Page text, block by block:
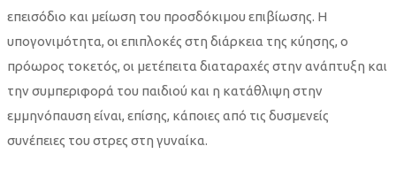
επεισόδιο και μείωση του προσδόκιμου επιβίωσης. Η
υπογονιμότητα, οι επιπλοκές στη διάρκεια της κύησης, ο
πρόωρος τοκετός, οι μετέπειτα διαταραχές στην ανάπτυξη και
την συμπεριφορά του παιδιού και η κατάθλιψη στην
εμμηνόπαυση είναι, επίσης, κάποιες από τις δυσμενείς
συνέπειες του στρες στη γυναίκα.